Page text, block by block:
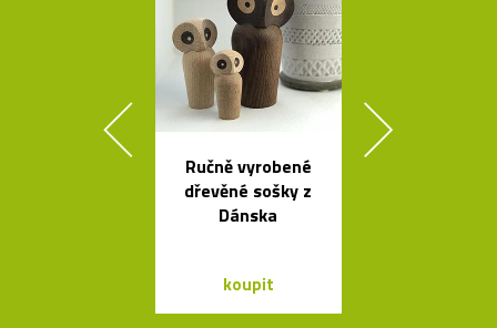
Ručně vyrobené
dřevěné sošky z
Dánska
koupit